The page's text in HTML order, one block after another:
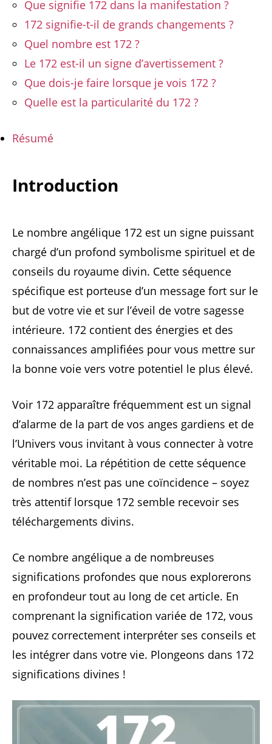
Que signifie 172 dans la manifestation ?
172 signifie-t-il de grands changements ?
Quel nombre est 172 ?
Le 172 est-il un signe d’avertissement ?
Que dois-je faire lorsque je vois 172 ?
Quelle est la particularité du 172 ?
Résumé
Introduction
Le nombre angélique 172 est un signe puissant
chargé d’un profond symbolisme spirituel et de
conseils du royaume divin. Cette séquence
spécifique est porteuse d’un message fort sur le
but de votre vie et sur l’éveil de votre sagesse
intérieure. 172 contient des énergies et des
connaissances amplifiées pour vous mettre sur
la bonne voie vers votre potentiel le plus élevé.
Voir 172 apparaître fréquemment est un signal
d’alarme de la part de vos anges gardiens et de
l’Univers vous invitant à vous connecter à votre
véritable moi. La répétition de cette séquence
de nombres n’est pas une coïncidence – soyez
très attentif lorsque 172 semble recevoir ses
téléchargements divins.
Ce nombre angélique a de nombreuses
significations profondes que nous explorerons
en profondeur tout au long de cet article. En
comprenant la signification variée de 172, vous
pouvez correctement interpréter ses conseils et
les intégrer dans votre vie. Plongeons dans 172
significations divines !